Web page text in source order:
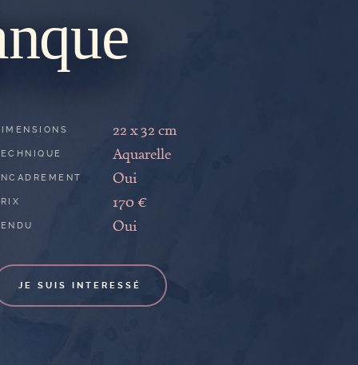
22 x 32 cm
Aquarelle
Oui
170 €
Oui
JE SUIS INTERESSÉ